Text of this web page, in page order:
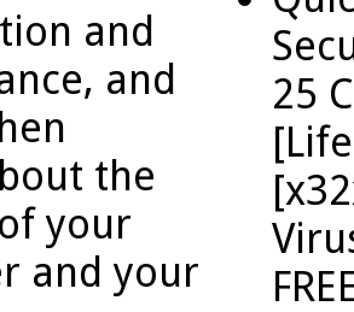
and
and
the
your
and your
25